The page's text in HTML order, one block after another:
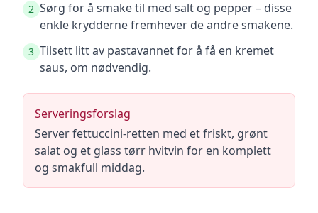
2 Sørg for å smake til med salt og pepper – disse
enkle krydderne fremhever de andre smakene.
3 Tilsett litt av pastavannet for å få en kremet
saus, om nødvendig.
Serveringsforslag
Server fettuccini-retten med et friskt, grønt
salat og et glass tørr hvitvin for en komplett
og smakfull middag.